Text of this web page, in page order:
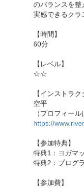
のバランスを整
実感できるクラ
【時間】
60分
【レベル】
☆☆
【インストラク
空平
（プロフィール
https://
【参加特典】
特典1：ヨガマ
特典2：プログ
【参加費】